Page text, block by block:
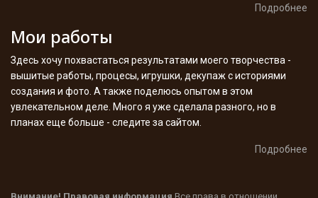
Подробнее
Мои работы
Здесь хочу похвастаться результатами моего творчества -
вышитые работы, процесы, игрушки, декупаж с историями
создания и фото. А также поделюсь опытом в этом
увлекательном деле. Много я уже сделала разного, но в
планах еще больше - следите за сайтом.
Подробнее